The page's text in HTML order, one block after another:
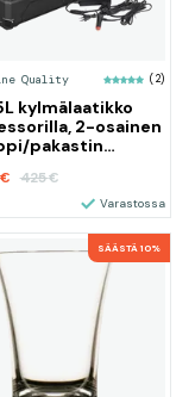
Quality (2)
kylmälaatikko
2-osainen
pakastin
€ 425€
Varastossa
SÄÄSTÄ 10%